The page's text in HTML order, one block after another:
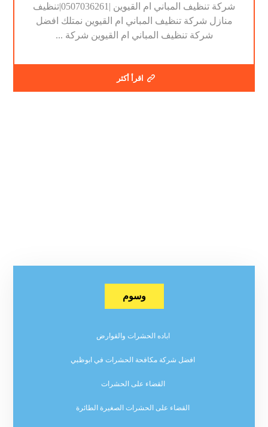
شركة تنظيف المباني ام القيوين |0507036261|تنظيف
منازل شركة تنظيف المباني ام القيوين نمتلك افضل
شركة تنظيف المباني ام القيوين شركة ...
اقرأ أكثر
وسوم
اباده الحشرات والقوارض
افضل شركة مكافحة الحشرات في ابوظبي
القضاء على الحشرات
القضاء على الحشرات الصغيرة الطائرة